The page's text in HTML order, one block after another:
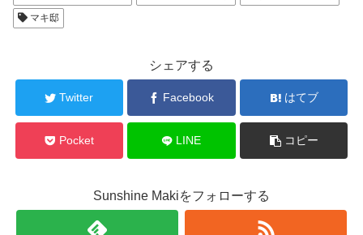
マキ邸
シェアする
Twitter Facebook はてブ
Pocket LINE コピー
Sunshine Makiをフォローする